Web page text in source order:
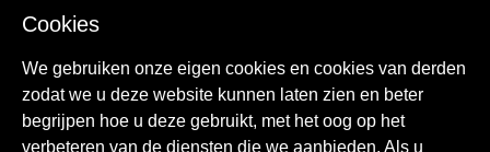
Projecten
Uw huis kopen
Verkopen
Zoekservice
Cookies
We gebruiken onze eigen cookies en cookies van derden
zodat we u deze website kunnen laten zien en beter
begrijpen hoe u deze gebruikt, met het oog op het
verbeteren van de diensten die we aanbieden. Als u